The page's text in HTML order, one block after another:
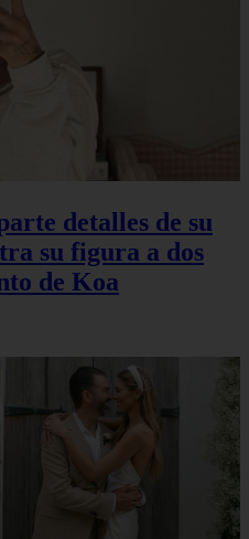
detalles de su
su figura a dos
de Koa